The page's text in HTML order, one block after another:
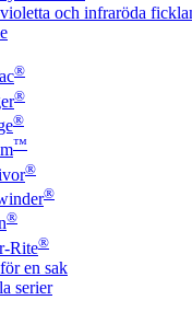
och infraröda
®
®
®
™
®
®
®
Rite®
en sak
serier